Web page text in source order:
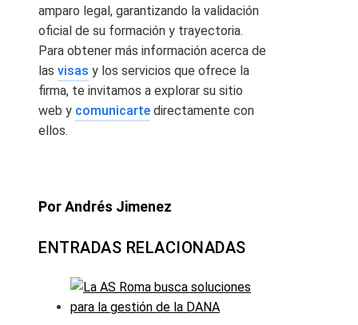
amparo legal, garantizando la validación
oficial de su formación y trayectoria.
Para obtener más información acerca de
las visas y los servicios que ofrece la
firma, te invitamos a explorar su sitio
web y comunicarte directamente con
ellos.
Por Andrés Jimenez
ENTRADAS RELACIONADAS